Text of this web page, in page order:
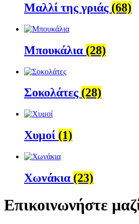
Μαλλί της γριάς (68)
Μπουκάλια (28)
Σοκολάτες (28)
Χυμοί (1)
Χωνάκια (23)
Επικοινωνήστε